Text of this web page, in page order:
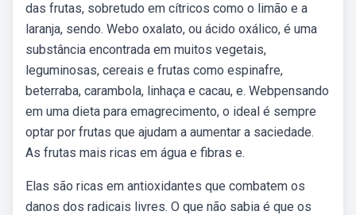
das frutas, sobretudo em cítricos como o limão e a
laranja, sendo. Webo oxalato, ou ácido oxálico, é uma
substância encontrada em muitos vegetais,
leguminosas, cereais e frutas como espinafre,
beterraba, carambola, linhaça e cacau, e. Webpensando
em uma dieta para emagrecimento, o ideal é sempre
optar por frutas que ajudam a aumentar a saciedade.
As frutas mais ricas em água e fibras e.
Elas são ricas em antioxidantes que combatem os
danos dos radicais livres. O que não sabia é que os